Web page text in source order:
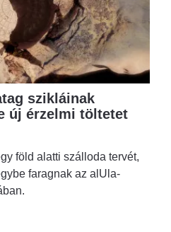
szikláinak
új érzelmi töltetet
föld alatti szálloda tervét,
faragnak az alUla-